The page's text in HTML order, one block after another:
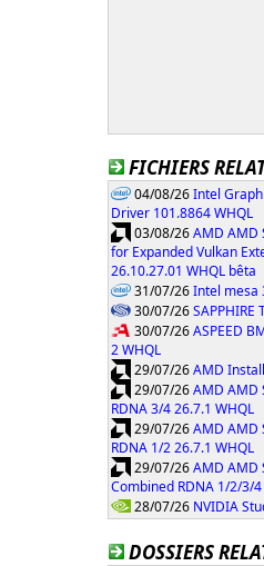
FICHIERS
04/08/26Intel
Driver 101.8864 WHQL
03/08/26AMD AMD
for Expanded Vulkan
26.10.27.01 WHQL bêta
31/07/26Intel mesa
30/07/26SAPPHIRE
30/07/26ASPEED
2 WHQL
29/07/26AMD
29/07/26AMD AMD
RDNA 3/4 26.7.1 WHQL
29/07/26AMD AMD
RDNA 1/2 26.7.1 WHQL
29/07/26AMD AMD
Combined RDNA 1/2/3/
28/07/26 NVIDIA
DOSSIERS